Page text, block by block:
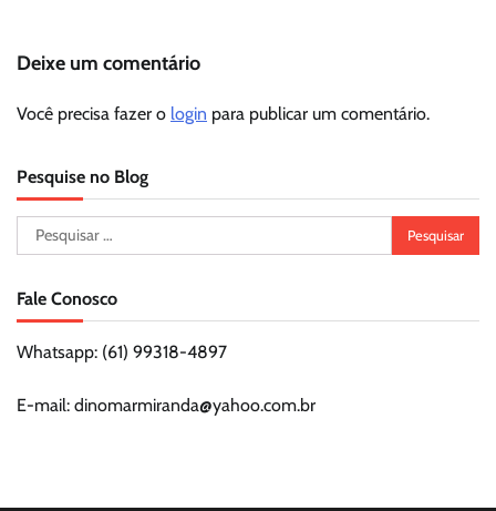
Deixe um comentário
Você precisa fazer o login para publicar um comentário.
Pesquise no Blog
Pesquisar
por:
Fale Conosco
Whatsapp: (61) 99318-4897
E-mail: dinomarmiranda@yahoo.com.br